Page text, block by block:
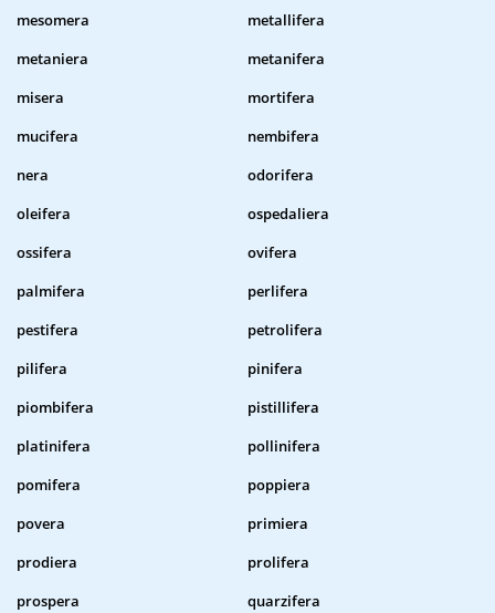
mesomera
metallifera
metaniera
metanifera
misera
mortifera
mucifera
nembifera
nera
odorifera
oleifera
ospedaliera
ossifera
ovifera
palmifera
perlifera
pestifera
petrolifera
pilifera
pinifera
piombifera
pistillifera
platinifera
pollinifera
pomifera
poppiera
povera
primiera
prodiera
prolifera
prospera
quarzifera